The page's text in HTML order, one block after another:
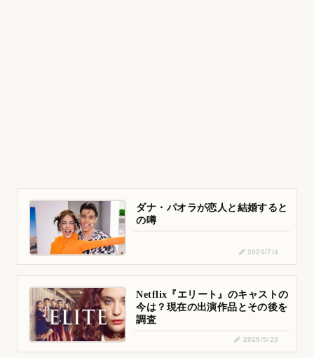
ダナ・パオラが恋人と結婚すると
の噂
2026/7/4
Netflix『エリート』のキャストの
今は？現在の出演作品とその後を
調査
2025/5/23